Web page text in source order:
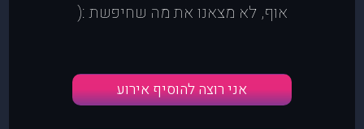
אוף, לא מצאנו את מה שחיפשת :(
אני רוצה להוסיף אירוע